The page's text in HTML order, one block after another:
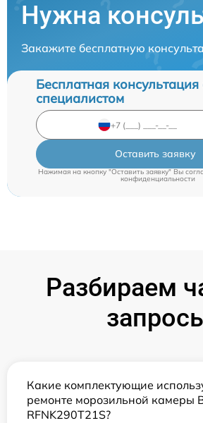
Нужна
Закажите бесплатную
Бесплатная консультация
специалистом
Оставить заявку
Нажимая на кнопку "Оставить заявку" Вы
конфиденциальности
Разбираем
Какие комплектующие
ремонте морозильной камеры
RFNK290T21S?